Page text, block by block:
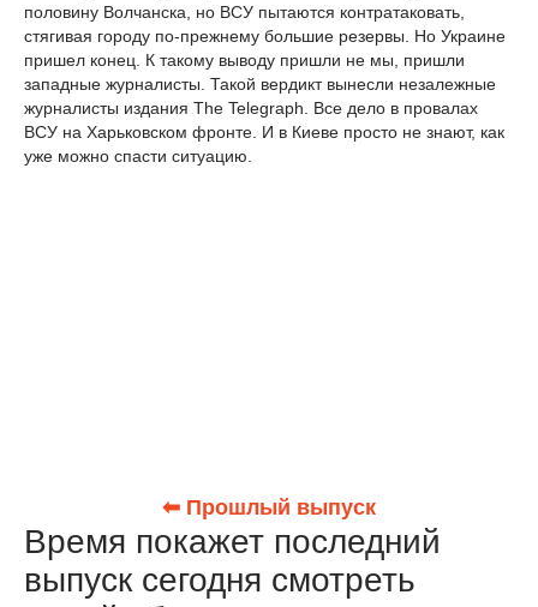
половину Волчанска, но ВСУ пытаются контратаковать,
стягивая городу по-прежнему большие резервы. Но Украине
пришел конец. К такому выводу пришли не мы, пришли
западные журналисты. Такой вердикт вынесли незалежные
журналисты издания The Telegraph. Все дело в провалах
ВСУ на Харьковском фронте. И в Киеве просто не знают, как
уже можно спасти ситуацию.
⬅ Прошлый выпуск
Время покажет последний
выпуск сегодня смотреть